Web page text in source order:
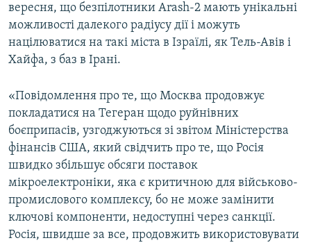
вересня, що безпілотники Arash-2 мають унікальні
можливості далекого радіусу дії і можуть
націлюватися на такі міста в Ізраїлі, як Тель-Авів і
Хайфа, з баз в Ірані.
«Повідомлення про те, що Москва продовжує
покладатися на Тегеран щодо руйнівних
боєприпасів, узгоджуються зі звітом Міністерства
фінансів США, який свідчить про те, що Росія
швидко збільшує обсяги поставок
мікроелектроніки, яка є критичною для військово-
промислового комплексу, бо не може замінити
ключові компоненти, недоступні через санкції.
Росія, швидше за все, продовжить використовувати